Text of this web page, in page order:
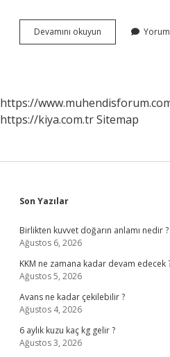
Devamını okuyun
Değişik
https://
https://kiya.com.trSitemap
Sidebar
Son Yazılar
Birlikten kuvvet doğarın anlamı nedir ?
Ağustos 6, 2026
KKM ne zamana kadar devam edecek
Ağustos 5, 2026
Avans ne kadar çekilebilir ?
Ağustos 4, 2026
6 aylık kuzu kaç kg gelir ?
Ağustos 3, 2026